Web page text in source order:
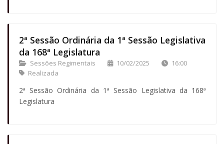
2ª Sessão Ordinária da 1ª Sessão Legislativa
da 168ª Legislatura
Sessões Regimentais 10/02/2025
16:00
Realizada
2ª Sessão Ordinária da 1ª Sessão Legislativa da 168ª
Legislatura